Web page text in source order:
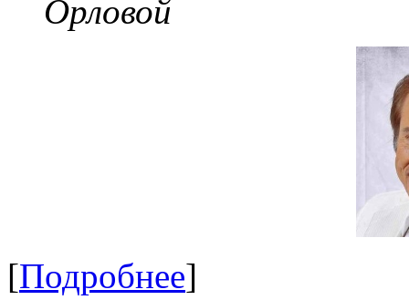
Орловой
[Подробнее]